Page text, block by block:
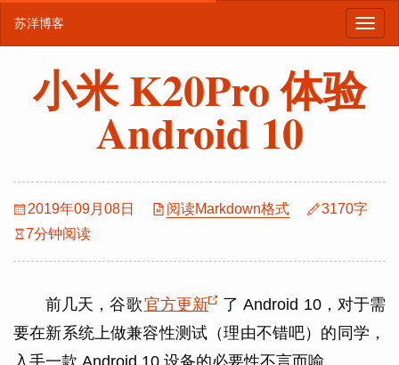
苏洋博客
小米 K20Pro 体验
Android 10
2019年09月08日 阅读Markdown格式
3170字
7分钟阅读
前几天，谷歌官方更新
了 Android 10，对于需
要在新系统上做兼容性测试（理由不错吧）的同学，
入手一款 Android 10 设备的必要性不言而喻。